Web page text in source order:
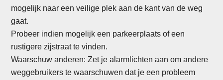
mogelijk naar een veilige plek aan de kant van de weg
gaat.
Probeer indien mogelijk een parkeerplaats of een
rustigere zijstraat te vinden.
Waarschuw anderen: Zet je alarmlichten aan om andere
weggebruikers te waarschuwen dat je een probleem